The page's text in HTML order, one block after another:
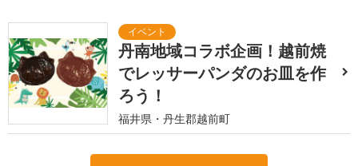
丹南地域コラボ企画！越前焼
でレッサーパンダのお皿を作
ろう！
福井県・丹生郡越前町